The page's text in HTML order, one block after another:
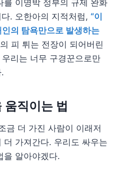
를 이명박 정부의 규제 완화
. 오한아의 지적처럼, “이
의 탐욕만으로 발생하는
피 튀는 전장이 되어버린
리는 너무 구경꾼으로만
직이는 법
금 더 가진 사람이 이래저
더 가져간다. 우리도 싸우는
을 알아야겠다.